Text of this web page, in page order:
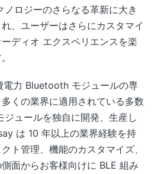
ノロジーのさらなる革新に大き
、ユーザーはさらにカスタマイ
ディオ エクスペリエンスを楽
電力 Bluetooth モジュールの専
くの業界に適用されている多数
ュールを独自に開発、生産し
は 10 年以上の業界経験を持
ト管理、機能のカスタマイズ、
面からお客様向けに BLE 組み